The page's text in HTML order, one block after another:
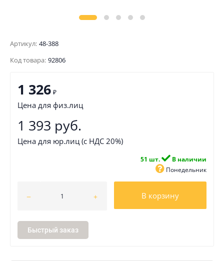
Артикул: 48-388
Код товара: 92806
1 326 ₽
Цена для физ.лиц
1 393 руб.
Цена для юр.лиц (с НДС 20%)
51 шт.
В наличии
Понедельник
В корзину
Быстрый заказ